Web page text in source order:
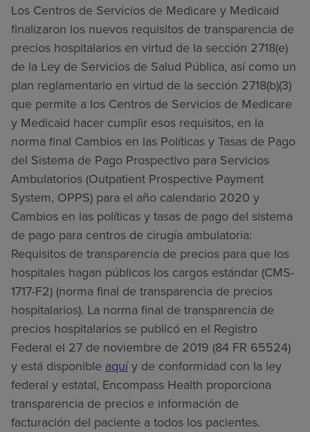
Los Centros de Servicios de Medicare y Medicaid
finalizaron los nuevos requisitos de transparencia de
precios hospitalarios en virtud de la sección 2718(e)
de la Ley de Servicios de Salud Pública, así como un
plan reglamentario en virtud de la sección 2718(b)(3)
que permite a los Centros de Servicios de Medicare
y Medicaid hacer cumplir esos requisitos, en la
norma final Cambios en las Políticas y Tasas de Pago
del Sistema de Pago Prospectivo para Servicios
Ambulatorios (Outpatient Prospective Payment
System, OPPS) para el año calendario 2020 y
Cambios en las políticas y tasas de pago del sistema
de pago para centros de cirugía ambulatoria:
Requisitos de transparencia de precios para que los
hospitales hagan públicos los cargos estándar (CMS-
1717-F2) (norma final de transparencia de precios
hospitalarios). La norma final de transparencia de
precios hospitalarios se publicó en el Registro
Federal el 27 de noviembre de 2019 (84 FR 65524)
y está disponible aquíy de conformidad con la ley
federal y estatal, Encompass Health proporciona
transparencia de precios e información de
facturación del paciente a todos los pacientes.